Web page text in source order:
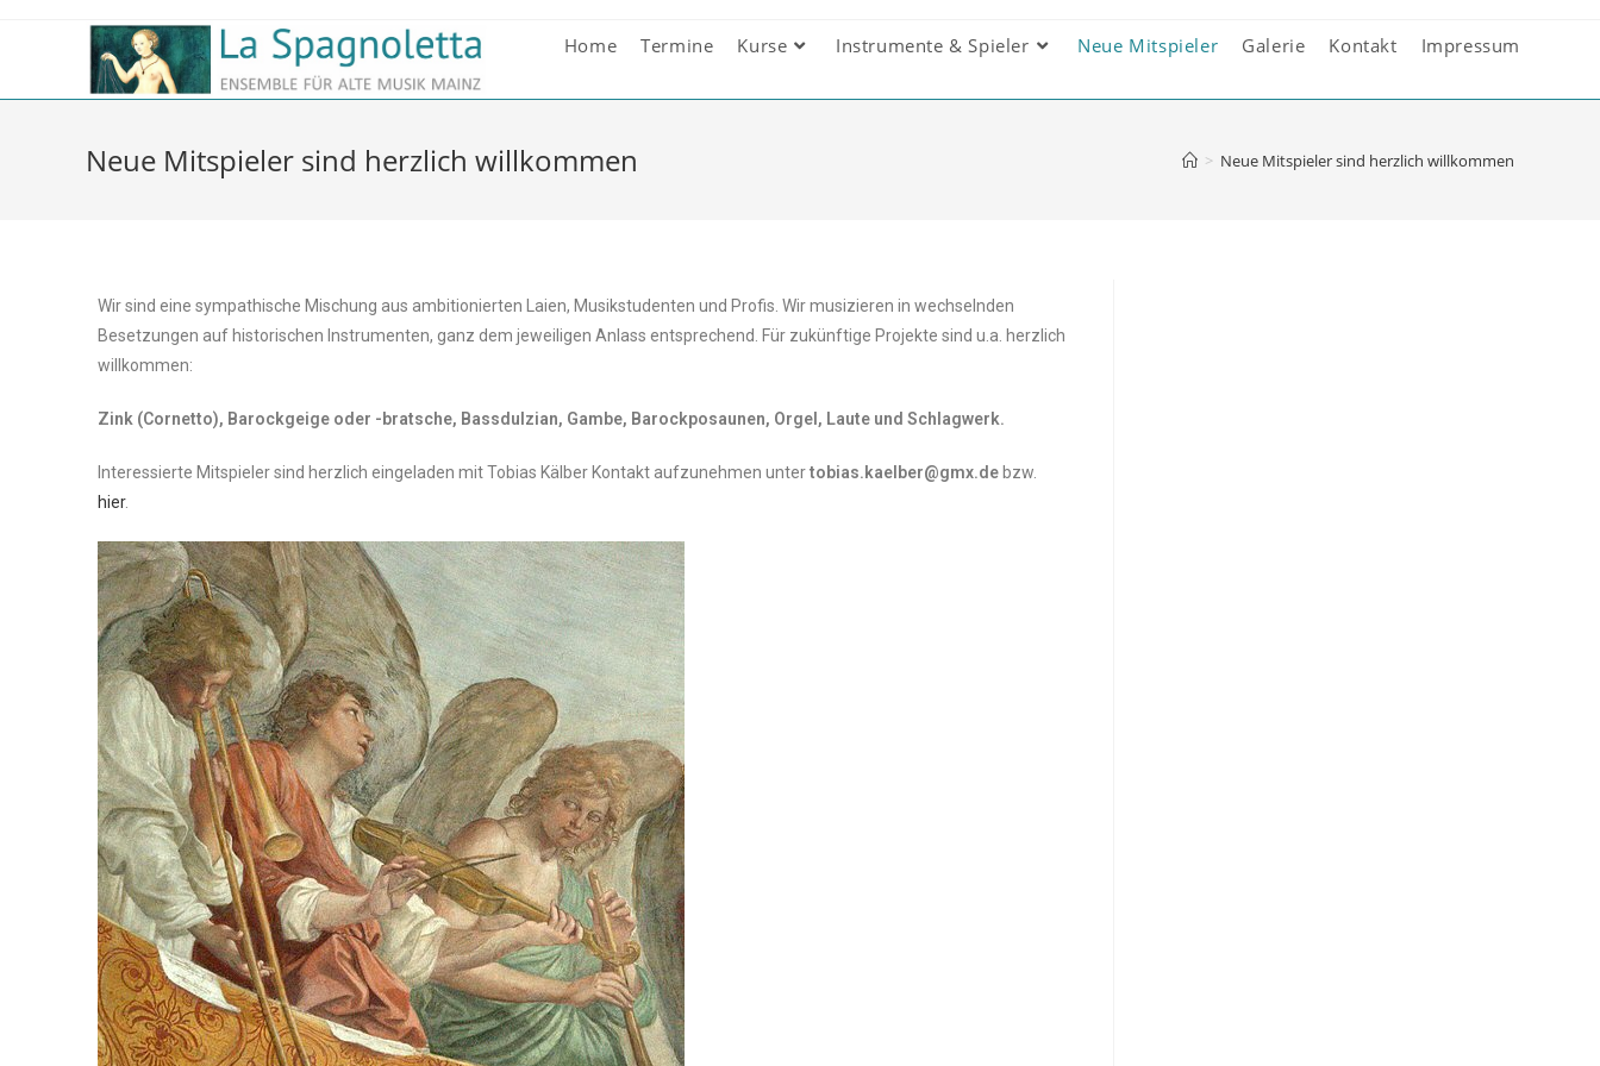
Home Termine Kurse Instrumente & Spieler Neue Mitspieler Galerie Kontakt Impressum
Neue Mitspieler sind herzlich willkommen > Neue Mitspieler sind herzlich willkommen
Wir sind eine sympathische Mischung aus ambitionierten Laien, Musikstudenten und Profis. Wir musizieren in wechselnden
Besetzungen auf historischen Instrumenten, ganz dem jeweiligen Anlass entsprechend. Für zukünftige Projekte sind u.a. herzlich
willkommen:
Zink (Cornetto), Barockgeige oder -bratsche, Bassd ulzian, Gambe, Barockposaunen, Orgel, Laute und Schlagwerk.
Interessierte Mitspieler sind herzlich eingeladen mit Tobias Kälber Kontakt aufzunehmen untertobias.kaelber@gmx.de bzw.
hier.